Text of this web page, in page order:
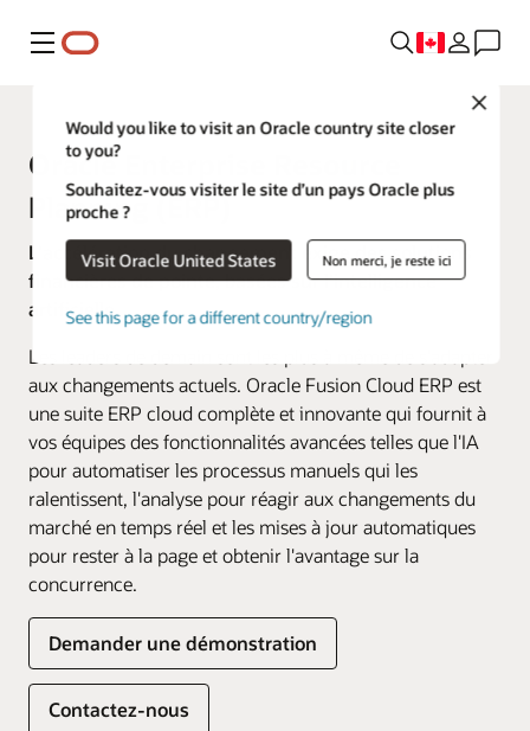
Menu
Close
Would you like to visit an Oracle country site closer
to you?
Souhaitez-vous visiter le site d’un pays Oracle plus
proche ?
Visit Oracle United States Non merci, je reste ici
See this page for a different country/region
Oracle Enterprise Resource
Planning (ERP)
L'accélération du changement exige des solutions
financières de pointe, basées sur l'intelligence
artificielle.
Les leaders de demain sont les plus à même de s'adapter
aux changements actuels. Oracle Fusion Cloud ERP est
une suite ERP cloud complète et innovante qui fournit à
vos équipes des fonctionnalités avancées telles que l'IA
pour automatiser les processus manuels qui les
ralentissent, l'analyse pour réagir aux changements du
marché en temps réel et les mises à jour automatiques
pour rester à la page et obtenir l'avantage sur la
concurrence.
Demander une démonstration
Contactez-nous